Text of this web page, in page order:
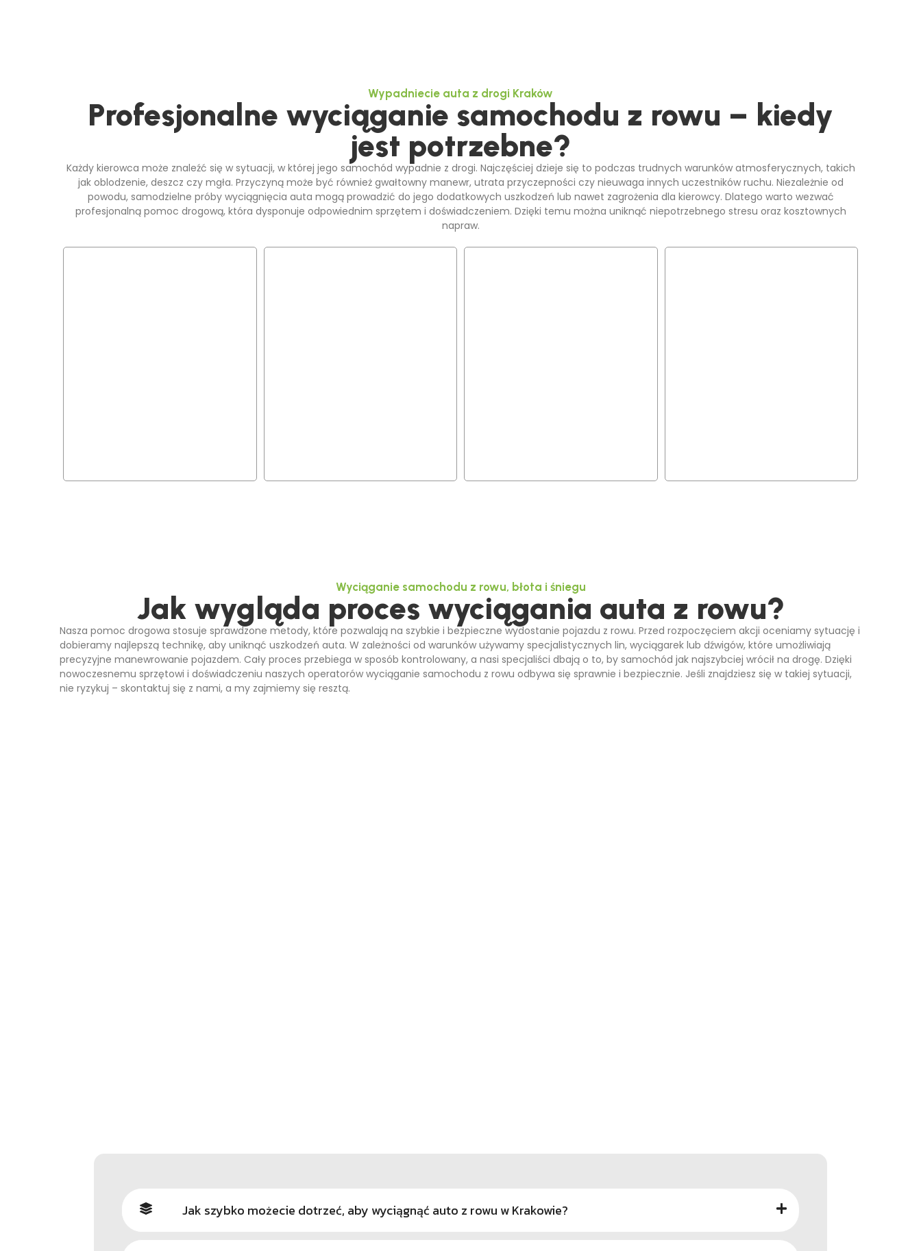
Wypadniecie auta z drogi Kraków
Profesjonalne wyciąganie samochodu z rowu – kiedy
jest potrzebne?
Każdy kierowca może znaleźć się w sytuacji, w której jego samochód wypadnie z drogi. Najczęściej dzieje się to podczas trudnych warunków atmosferycznych, takich
jak oblodzenie, deszcz czy mgła. Przyczyną może być również gwałtowny manewr, utrata przyczepności czy nieuwaga innych uczestników ruchu. Niezależnie od
powodu, samodzielne próby wyciągnięcia auta mogą prowadzić do jego dodatkowych uszkodzeń lub nawet zagrożenia dla kierowcy. Dlatego warto wezwać
profesjonalną pomoc drogową, która dysponuje odpowiednim sprzętem i doświadczeniem. Dzięki temu można uniknąć niepotrzebnego stresu oraz kosztownych
napraw.
Wyciąganie samochodu z rowu, błota i śniegu
Jak wygląda proces wyciągania auta z rowu?
Nasza pomoc drogowa stosuje sprawdzone metody, które pozwalają na szybkie i bezpieczne wydostanie pojazdu z rowu. Przed rozpoczęciem akcji oceniamy sytuację i
dobieramy najlepszą technikę, aby uniknąć uszkodzeń auta. W zależności od warunków używamy specjalistycznych lin, wyciągarek lub dźwigów, które umożliwiają
precyzyjne manewrowanie pojazdem. Cały proces przebiega w sposób kontrolowany, a nasi specjaliści dbają o to, by samochód jak najszybciej wrócił na drogę. Dzięki
nowoczesnemu sprzętowi i doświadczeniu naszych operatorów wyciąganie samochodu z rowu odbywa się sprawnie i bezpiecznie. Jeśli znajdziesz się w takiej sytuacji,
nie ryzykuj – skontaktuj się z nami, a my zajmiemy się resztą.
Jak szybko możecie dotrzeć, aby wyciągnąć auto z rowu w Krakowie?